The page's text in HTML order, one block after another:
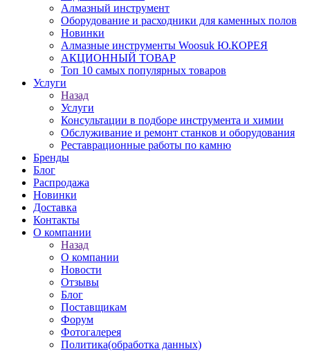
Алмазный инструмент
Оборудование и расходники для каменных полов
Новинки
Алмазные инструменты Woosuk Ю.КОРЕЯ
АКЦИОННЫЙ ТОВАР
Топ 10 самых популярных товаров
Услуги
Назад
Услуги
Консультации в подборе инструмента и химии
Обслуживание и ремонт станков и оборудования
Реставрационные работы по камню
Бренды
Блог
Распродажа
Новинки
Доставка
Контакты
О компании
Назад
О компании
Новости
Отзывы
Блог
Поставщикам
Форум
Фотогалерея
Политика(обработка данных)